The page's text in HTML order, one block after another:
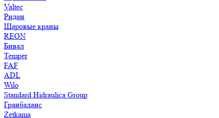
Valtec
Ридан
Шаровые краны
REON
Бивал
Temper
FAF
ADL
Wilo
Standard Hidraulica Group
Гранбаланс
Zetkama